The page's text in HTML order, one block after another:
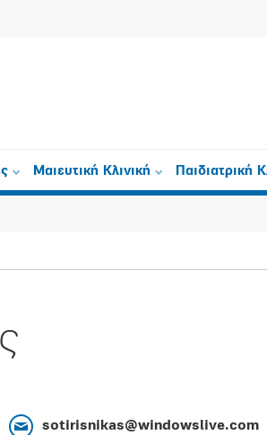
Μαιευτική Κλινική Παιδιατρική
sotirisnikas@windowslive.com